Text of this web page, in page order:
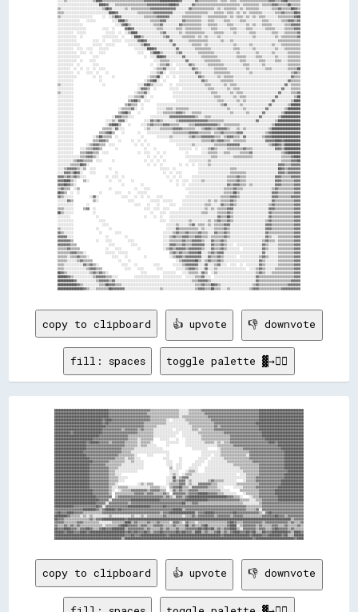
copy to clipboard 👍 upvote 👎 downvote
fill: spaces toggle palette ▓→✊🏽
██████████████████████████████████▓▓▓▓▓▓▓▓▓▓▓▓▓▓▓▓▓▓▓▓▓▓▓▓▓▓▒▒▒▒▒▒▒▒▒▒▒▒▒▒▒▒▒▒░░░░░░▒▒▒▒▒▒▒▒▓▓▓▓▓▓▓▓▓▓▓▓▓▓▓▓▓▓▓▓▓▓▓▓▓▓▓▓▓▓▓▓▓▓▓▓████████████████████████████
██████████████████████████████████▓▓▓▓▓▓▓▓▓▓▓▓▓▓▓▓▓▓▓▓▓▓▓▓▒▒▒▒▒▒▒▒▒▒▒▒▒▒▒▒▒▒▒▒░░░░░░▒▒▒▒▒▒▒▒▒▒▓▓▓▓▓▓▓▓▓▓▓▓▓▓▓▓▓▓▓▓▓▓▓▓▓▓▓▓▓▓▓▓▓▓████████████████████████████
██████████████████████████████████▓▓▓▓▓▓▓▓▓▓▓▓▓▓▓▓▓▓▓▓▓▓▓▓▓▓▒▒▒▒▒▒▒▒▒▒▒▒▒▒▒▒▒▒░░▒▒▒▒▒▒▒▒▒▒▒▒▒▒▒▒▓▓▓▓▓▓▓▓▓▓▓▓▓▓▓▓▓▓▓▓▓▓▓▓▓▓▓▓▓▓▓▓████████████████████████████
██████████████████████████████▓▓████▓▓▓▓▓▓▓▓▓▓▓▓▓▓▓▓▓▓▓▓▓▓▓▓▒▒▒▒▒▒▒▒▒▒░░  ░░░░░░░░▒▒▒▒▒▒▒▒▒▒▒▒▒▒▒▒▓▓▓▓▓▓▓▓▓▓▓▓▓▓▓▓▓▓▓▓▓▓▓▓▓▓▓▓▓▓████████████████████████████
██████████████████████████████▓▓██▓▓▓▓▓▓▓▓▓▓▓▓▓▓▓▓▓▓▓▓▓▓▒▒▒▒▒▒▒▒▒▒▒▒▒▒░░░░░░░░░░░░░░▒▒▒▒▒▒▒▒▒▒▒▒▒▒▒▒▓▓▓▓▓▓▓▓▓▓▓▓▓▓▓▓▓▓▓▓▓▓▓▓▓▓██████████████████████████████
████████████████████████████████▓▓▓▓▓▓▓▓▓▓▓▓▓▓▓▓▓▓▓▓▓▓▓▓▒▒▒▒▒▒▒▒░░░░░░░░░░░░░░░░░░░░░░▒▒▒▒▒▒▒▒▒▒▒▒▒▒▓▓▒▒▓▓▓▓▓▓▓▓▓▓▓▓▓▓▓▓▓▓▓▓▓▓▓▓████████████████████████████
██████████████████████████████▓▓▓▓▓▓▓▓▓▓▓▓▒▒▓▓▓▓▓▓▓▓▒▒▓▓▒▒▒▒▒▒░░░░░░░░░░░░  ░░░░░░░░░░▒▒▒▒░░▒▒▒▒▒▒▒▒▓▓▓▓▓▓▓▓▓▓▓▓▓▓▓▓▓▓▓▓▓▓▓▓▓▓▓▓████████████████████████████
██████████▓▓██████████████████▓▓▓▓▓▓▓▓▓▓▓▓▓▓▓▓▓▓▓▓▓▓▒▒▒▒▒▒▒▒▒▒░░░░░░░░░░░░░░░░  ░░░░░░░░░░▒▒▒▒▒▒▒▒▒▒▒▒▒▒▒▒▓▓▓▓▓▓▓▓▓▓▓▓▓▓▓▓▓▓▓▓▓▓▓▓██████████████████████████
████████████████████████████▓▓▓▓▓▓▓▓▓▓▓▓▓▓▓▓▓▓▒▒▒▒▒▒▒▒▒▒▒▒▒▒▒▒░░░░░░░░░░░░░░    ░░░░░░░░░░░░▒▒▒▒▒▒▒▒▒▒▒▒▒▒▒▒▒▒▓▓▓▓▓▓▓▓▓▓▓▓▓▓▓▓▓▓▓▓██████████████████████████
████████████████████████▓▓▓▓▓▓▓▓▓▓▓▓▓▓▓▓▓▓▓▓▓▓▒▒▒▒▒▒░░▒▒▒▒▒▒▒▒    ░░░░░░    ░░    ░░░░░░░░░░▒▒▒▒▒▒▒▒▒▒▒▒▒▒▒▒▒▒▓▓▓▓▓▓▓▓▓▓▓▓▓▓▓▓▓▓▓▓▓▓████████████████████████
████████████████████▓▓██████▓▓▓▓▓▓▒▒▓▓▓▓▓▓▓▓▒▒▒▒▒▒▒▒░░▒▒▒▒▒▒░░        ░░░░░░░░    ░░░░░░░░░░░░▒▒▒▒▒▒░░▒▒░░▒▒▒▒▓▓▓▓▓▓▓▓▓▓▓▓▓▓▓▓▓▓▓▓▓▓▓▓████▓▓████████████████
████████████████████▓▓▓▓▓▓▓▓▓▓▓▓▓▓▓▓▓▓▓▓▓▓▓▓▒▒▒▒▒▒▒▒░░▒▒▒▒░░░░░░      ░░          ░░░░░░░░░░░░░░░░░░░░▒▒▒▒▒▒▒▒▒▒▓▓▓▓▓▓▓▓▓▓▓▓▓▓▓▓▓▓▓▓▓▓▓▓▓▓▓▓████████████████
████████████████████▓▓▓▓▓▓▓▓▓▓▓▓▓▓▓▓▓▓▓▓▓▓▒▒▒▒▒▒▒▒░░░░░░░░░░░░░░░░░░                  ░░░░░░░░░░      ░░▒▒▒▒▒▒▒▒▒▒▒▒▒▒▓▓▓▓▓▓▓▓▓▓▓▓▓▓▓▓▓▓▓▓▓▓▓▓██████████████
██████████████████▓▓▓▓▓▓▓▓▓▓▓▓▓▓▓▓▓▓▓▓▓▓▓▓▒▒▒▒▒▒░░░░░░░░░░░░░░░░░░░░░░░░                    ░░░░░░░░░░░░▒▒▒▒▒▒▒▒▒▒▒▒▒▒▒▒▒▒▓▓▓▓▓▓▓▓▓▓▓▓▓▓▓▓▓▓▓▓▓▓████████████
████████████████████▓▓▓▓▓▓▓▓▓▓▓▓▓▓▓▓▓▓▓▓▒▒▒▒▒▒▒▒▒▒░░      ░░░░        ░░                    ░░░░░░  ░░░░▒▒▒▒▒▒▒▒▒▒▒▒▒▒▒▒░░▓▓▓▓▓▓▓▓▓▓▓▓▓▓▓▓▓▓▓▓▓▓████████████
██████████████████████▓▓▓▓▓▓▓▓▓▓▓▓▓▓▓▓▒▒▒▒▒▒░░▒▒▒▒░░░░              ░░░░      ░░          ░░░░░░  ░░░░░░░░▒▒▒▒▒▒▒▒▒▒▒▒▒▒▒▒▓▓▓▓▓▓▓▓▓▓▓▓▓▓▓▓▓▓▓▓▓▓████████████
████████████████████████▓▓▓▓▓▓▓▓▓▓▒▒▒▒▒▒▒▒▒▒░░░░▒▒░░░░░░              ░░░░    ░░        ░░░░░░  ░░░░░░░░░░░░▒▒▒▒▒▒▒▒▒▒▒▒▒▒▒▒▓▓▓▓▓▓▓▓▓▓▓▓▓▓▓▓▓▓▓▓████████████
██████████████████████▓▓▓▓▓▓▓▓▓▓▒▒▒▒▒▒▒▒▒▒░░░░░░░░░░░░░░              ░░░░  ░░░░      ░░░░░░    ░░░░░░░░░░░░░░░░▒▒▒▒▒▒▒▒▒▒▒▒▒▒▒▒▓▓▓▓▓▓▓▓▓▓▓▓▓▓▓▓████████████
██████████████████████▓▓▓▓▓▓▓▓▓▓▓▓▒▒▒▒▒▒░░░░░░░░░░░░░░░░                ▒▒  ░░░░    ░░░░░░    ░░░░░░░░░░░░░░░░░░░░░░▒▒▒▒▒▒▒▒▒▒▒▒▓▓▓▓▓▓▓▓▓▓▓▓▓▓▓▓████████████
██████████████████████▓▓▓▓▓▓▓▓▓▓▓▓▒▒▒▒░░░░░░░░░░░░░░                    ░░░░░░    ░░▒▒▒▒░░    ░░░░░░░░░░░░░░░░░░░░░░░░▒▒▒▒▒▒▒▒▒▒▓▓▓▓▓▓▓▓▓▓▓▓▓▓▓▓▓▓██████████
██████████████████████▓▓▓▓▓▓▓▓▓▓▓▓▒▒▒▒░░░░                              ░░▒▒░░  ░░▒▒▒▒░░░░░░░░░░░░░░░░░░░░░░░░░░░░  ░░░░▒▒▒▒▒▒▒▒▓▓▓▓▓▓▓▓▓▓▓▓▓▓▓▓████████████
██████████████████████▓▓▓▓▓▓▓▓▓▓▓▓▒▒▒▒▒▒░░░░░░                        ░░░░██░░▒▒▓▓▓▓░░░░░░░░░░░░░░░░░░░░░░░░░░░░░░░░░░░░▒▒▒▒▒▒▓▓▓▓▓▓▓▓▓▓▓▓▓▓▓▓▓▓████████████
██████████████████████▓▓▓▓▓▓▓▓▓▓▓▓▒▒▒▒▒▒░░░░                          ░░░░▓▓▒▒▓▓▓▓░░▒▒░░░░░░░░░░▒▒▓▓▒▒▒▒▒▒░░░░░░░░    ░░▒▒▒▒▒▒▓▓▓▓▓▓▓▓▓▓▓▓▓▓▓▓██████████████
██████████████████████▓▓▓▓▓▓▓▓▓▓▓▓▒▒▒▒░░            ░░▒▒░░▒▒▒▒        ░░▒▒▒▒▒▒▓▓▓▓░░▒▒░░░░▓▓▓▓▓▓▓▓▒▒▒▒░░░░░░░░░░░░▒▒▒▒▒▒▒▒▒▒▒▒▒▒▓▓▓▓▓▓▓▓▓▓▓▓▓▓██████████████
██████████████████████▓▓▓▓▓▓▓▓▓▓▓▓▒▒░░░░▒▒▒▒▒▒░░░░░░░░░░░░░░▒▒▒▒▒▒░░░░  ▒▒▓▓▓▓██▒▒▒▒░░▓▓▓▓▓▓▓▓▓▓▒▒▒▒▒▒░░░░      ░░░░░░▒▒▒▒▒▒▒▒▓▓▓▓▓▓▓▓▓▓▓▓▓▓████████████████
████████████████████████▓▓▓▓▓▓▓▓▓▓▒▒░░  ░░▒▒▒▒▒▒▓▓▓▓▓▓▓▓▓▓▒▒▓▓▓▓▓▓▒▒▒▒  ░░▓▓▒▒▓▓▒▒▒▒▓▓▓▓▓▓▒▒▒▒▒▒▒▒▒▒▒▒▒▒░░░░░░      ▒▒▒▒▒▒▒▒▒▒▒▒▓▓▓▓▓▓▓▓▓▓██████████████████
████████████████████████▓▓▓▓▓▓▓▓▓▓▒▒  ▒▒▒▒▒▒▒▒▒▒▒▒▓▓▓▓▓▓▒▒▓▓▓▓▒▒▒▒▒▒▓▓▒▒  ▓▓▓▓▓▓▓▓▒▒▓▓▓▓▓▓██████▓▓▓▓▓▓▒▒▒▒░░░░░░░░    ░░▒▒▒▒▒▒▒▒▓▓▓▓▓▓▓▓▓▓██████████████████
██████████████████████████▓▓▓▓▓▓▓▓▓▓  ▒▒▓▓▓▓▓▓▓▓▓▓▓▓▓▓▓▓▓▓▓▓▓▓▓▓▓▓▓▓▒▒▓▓▒▒░░▓▓▓▓▒▒▓▓████████████████████████▓▓▓▓▒▒▒▒░░    ░░▒▒▒▒▓▓▓▓▓▓▓▓▓▓▓▓████████████████
████████████████████████████▓▓▓▓▓▓░░▓▓▓▓▓▓▓▓▓▓▓▓██████████████████▓▓▓▓▓▓▓▓▓▓▓▓▓▓▓▓██████████████▓▓▓▓▓▓▓▓▓▓▓▓▓▓▓▓▓▓▓▓▒▒▒▒▒▒░░░░▒▒▒▒▓▓▓▓▓▓▓▓▓▓████████████████
██████████████████████████▓▓▓▓▓▓░░▓▓▓▓▓▓▓▓▓▓▓▓▒▒▓▓▓▓▓▓▓▓▓▓▓▓▓▓▓▓▓▓▓▓▓▓▓▓▓▓▓▓▓▓▓▓██▒▒▒▒▓▓▓▓▒▒▒▒▒▒▒▒▒▒▒▒▒▒▒▒▒▒▒▒▒▒▒▒▒▒▒▒░░░░░░░░░░▒▒▓▓▓▓▓▓▓▓▓▓▓▓▓▓▓▓▓▓▓▓▓▓▓▓▓▓
████████████▓▓▓▓▓▓▓▓▓▓▓▓▓▓██▓▓░░▓▓▓▓▓▓▓▓▓▓▓▓▓▓██████████████▓▓▓▓▓▓▓▓██▓▓▓▓▓▓▓▓▓▓▓▓▓▓▓▓▓▓▓▓▓▓▓▓▓▓▓▓▓▓▓▓▓▓▓▓▓▓▓▓▓▓▓▓▓▓▓▓▓▓▒▒▒▒▒▒▒▒▒▒▓▓▓▓▓▓▓▓▓▓▓▓▓▓▓▓▓▓▓▓▓▓▓▓▓▓
▓▓▓▓▓▓▓▓▓▓▓▓▓▓▓▓▓▓████████▓▓▒▒▓▓██████▓▓██▓▓▓▓▓▓▓▓▓▓▓▓▓▓▓▓▓▓▓▓▓▓▓▓▓▓▓▓▓▓▓▓██████▒▒▓▓▓▓▓▓▓▓▓▓▓▓▓▓▓▓▓▓▓▓▓▓▓▓▓▓▓▓▓▓▓▓▓▓▓▓▓▓▒▒▒▒▒▒▓▓░░▓▓▓▓▓▓▓▓▓▓▓▓▓▓▓▓▓▓▓▓▓▓▓▓▓▓
▓▓██▓▓▓▓████▓▓▓▓▓▓▒▒▒▒▒▒▒▒▒▒▒▒▓▓▓▓▓▓▓▓▓▓▓▓▓▓▓▓▓▓▓▓▓▓▓▓▓▓▓▓▓▓▓▓▓▓▓▓▒▒▓▓▓▓████████████████▒▒▓▓▓▓██████▓▓▓▓▓▓▓▓▓▓▓▓██▓▓▓▓▓▓▓▓▓▓▓▓▓▓▒▒░░▓▓██▓▓▓▓▓▓▓▓▓▓▓▓▓▓▓▓▓▓▓▓
████████▓▓▒▒▒▒▒▒░░▒▒░░▒▒░░░░░░░░░░▒▒░░░░░░░░░░░░▒▒░░░░▒▒░░▒▒▒▒▒▒▒▒▒▒▓▓▒▒▒▒▒▒▒▒▒▒░░▒▒▒▒▓▓▒▒▓▓▓▓▓▓▓▓▓▓▒▒▓▓▓▓▓▓▓▓▒▒▓▓▓▓▓▓▒▒▒▒▒▒▒▒▒▒▒▒▓▓▓▓▓▓▓▓██▓▓▓▓▒▒▓▓▓▓▓▓▓▓▓▓
██▓▓▓▓▒▒▒▒▒▒▒▒▒▒▒▒▒▒▒▒▓▓▒▒▓▓▓▓██████████████▓▓██████████████████████████████████████████████████████████████████████████████████████████████████████▒▒▓▓▓▓▓▓
▓▓▓▓▓▓▒▒▒▒▒▒▒▒▓▓▓▓▒▒▒▒▒▒▒▒▒▒░░░░░░░░▒▒▒▒▒▒▒▒████▒▒▓▓▒▒▒▒▒▒▓▓▒▒▒▒▓▓▒▒▒▒▒▒░░▓▓▓▓▒▒░░▓▓▒▒▒▒░░▒▒▒▒▒▒▒▒▒▒▒▒▒▒▒▒▒▒▓▓██▓▓▒▒▒▒▓▓▓▓▓▓▓▓▓▓▓▓▒▒▓▓▓▓▓▓▓▓▓▓▓▓▓▓▒▒▓▓▒▒▒▒▓▓
▓▓▒▒▒▒▓▓▒▒▓▓▒▒▓▓▒▒▒▒▒▒▒▒▒▒▒▒▒▒░░▒▒▒▒▒▒▒▒▓▓████▓▓▓▓▓▓▒▒▓▓▓▓▒▒▒▒▓▓▓▓▓▓▒▒▒▒▒▒▓▓▒▒▒▒▒▒██▒▒▓▓▒▒▒▒▓▓██▒▒▒▒▒▒▒▒▒▒▒▒▓▓████░░▒▒▓▓▓▓▓▓▓▓▒▒▓▓▒▒▒▒▒▒▓▓▓▓▒▒▒▒▓▓▒▒▒▒▒▒▓▓▒▒
██▓▓▓▓████▓▓▓▓▒▒▓▓▓▓██▓▓▒▒▒▒▓▓██▓▓▓▓████████▒▒▓▓▓▓▓▓▓▓▓▓▒▒▓▓▒▒▒▒▒▒▓▓▒▒▓▓▒▒▒▒▓▓▒▒▒▒▓▓▓▓▓▓▓▓██▓▓██▓▓██▒▒▓▓▒▒▓▓▓▓████▒▒░░▓▓▓▓▓▓▓▓▒▒▓▓▓▓▒▒▒▒▓▓██▓▓▓▓▓▓▒▒▓▓▒▒▒▒▒▒
██████▓▓████▓▓▓▓████▓▓██████████████████████▓▓██▓▓██▓▓▓▓██▓▓▒▒▓▓▓▓██▓▓▓▓▓▓▓▓██▓▓██▓▓▓▓▒▒████▒▒▓▓▒▒▒▒▓▓██▒▒▓▓▒▒▓▓████▓▓▓▓██▓▓██▒▒▒▒██▓▓▓▓██████████▓▓▒▒████▓▓
████████████████████████████████████████████▓▓▓▓██▓▓▓▓████████████████▓▓████████████████████████████████▓▓████████████████▓▓██████▓▓▓▓████████▓▓██▒▒▒▒██████
copy to clipboard 👍 upvote 👎 downvote